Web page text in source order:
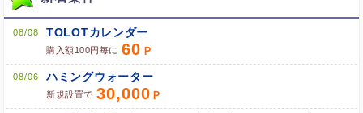
ブラウザのクッキー情報を削除する
ブラウザのアプリ、ウィンドウ、タブを閉じる
08/08 TOLOTカレンダー
購入額100円毎に 60
08/06 ハミングウォーター
新規設置で 30,000